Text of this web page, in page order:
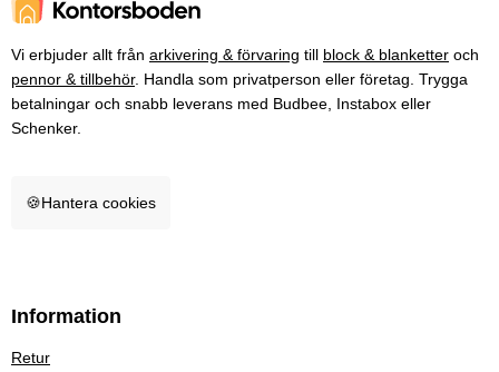
Vi erbjuder allt från arkivering & förvaring till block & blanketter och
pennor & tillbehör. Handla som privatperson eller företag. Trygga
betalningar och snabb leverans med Budbee, Instabox eller
Schenker.
🍪Hantera cookies
Information
Retur